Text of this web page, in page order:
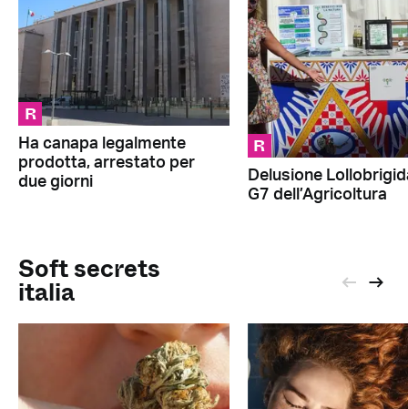
R
Ha canapa legalmente
prodotta, arrestato per
due giorni
R
Delusione
G7 dell’Agricoltura
Soft secrets
italia